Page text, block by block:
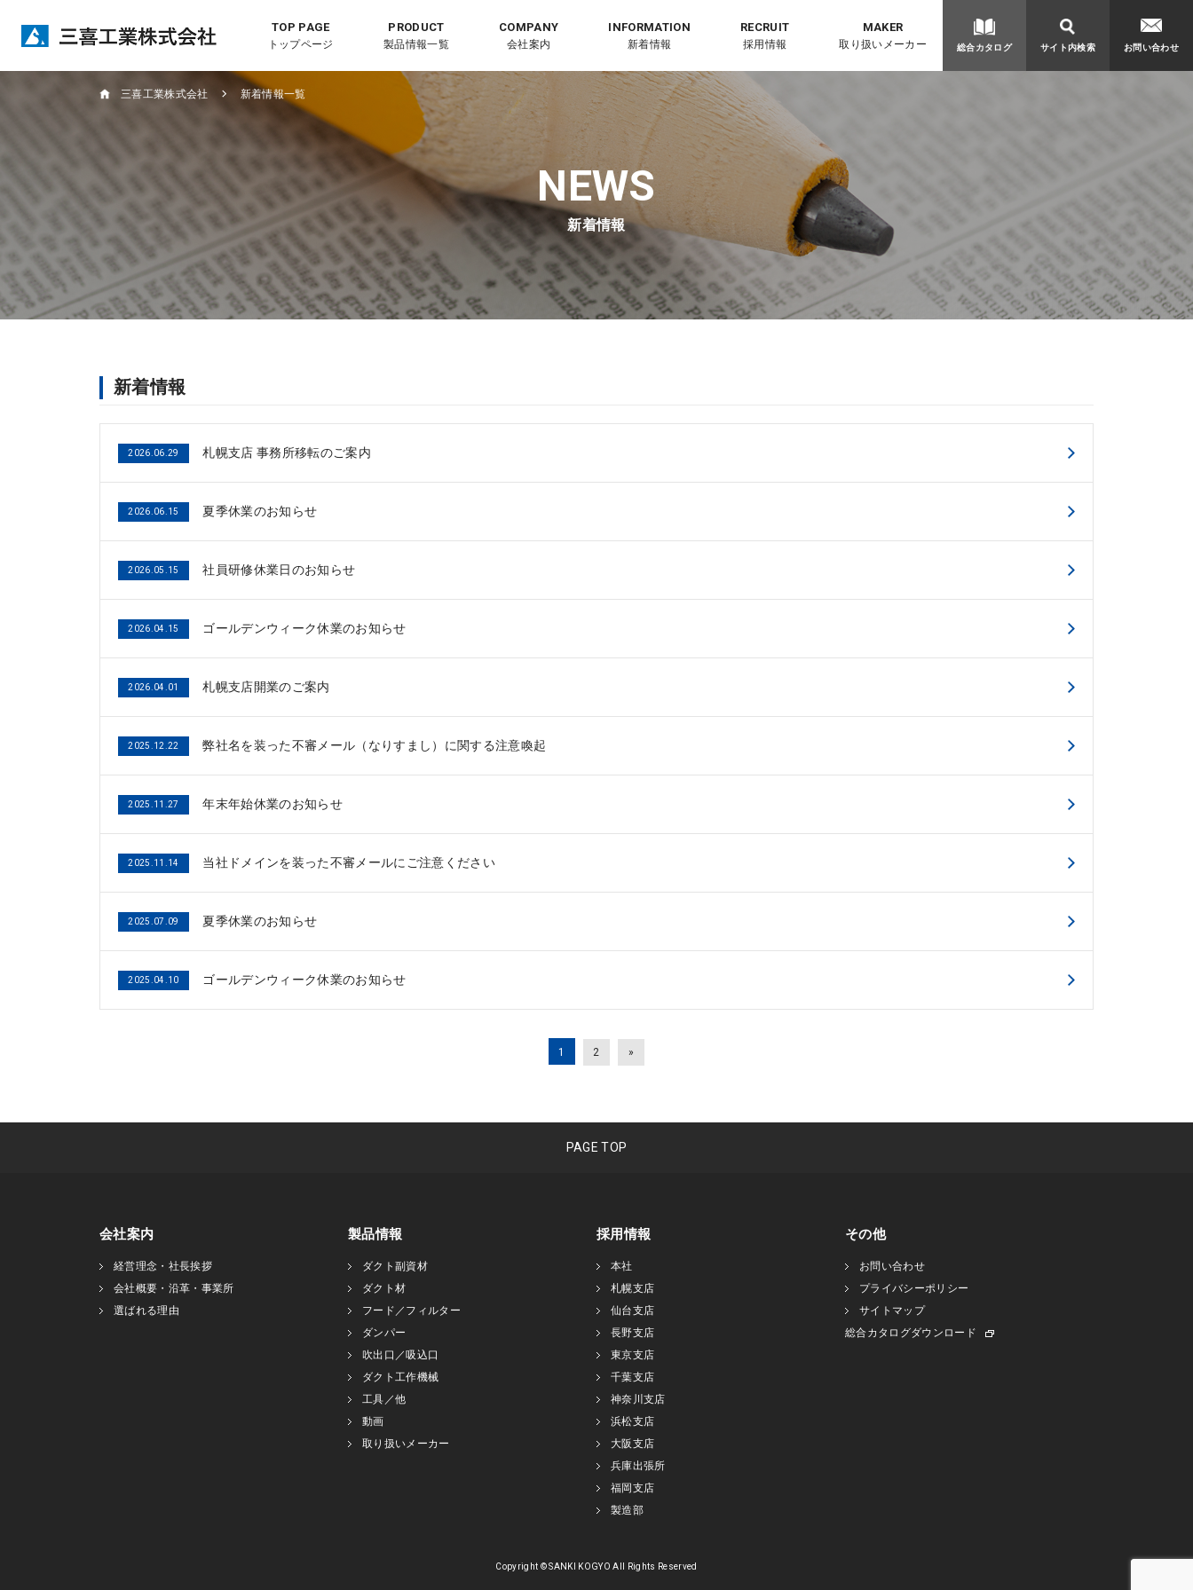
トップページ 製品情報一覧 会社案内 新着情報 採用情報 取り扱いメーカー 総合カタログ サイト内検索 お問い合わせ
新着情報
三喜工業株式会社 新着情報一覧
新着情報
2026.06.29 札幌支店 事務所移転のご案内
2026.06.15 夏季休業のお知らせ
2026.05.15 社員研修休業日のお知らせ
2026.04.15 ゴールデンウィーク休業のお知らせ
2026.04.01 札幌支店開業のご案内
2025.12.22 弊社名を装った不審メール（なりすまし）に関する注意喚起
2025.11.27 年末年始休業のお知らせ
2025.11.14 当社ドメインを装った不審メールにご注意ください
2025.07.09 夏季休業のお知らせ
2025.04.10 ゴールデンウィーク休業のお知らせ
1 2 »
PAGE TOP
会社案内
経営理念・社長挨拶
会社概要・沿革・事業所
選ばれる理由
製品情報
ダクト副資材
ダクト材
フード／フィルター
ダンパー
吹出口／吸込口
ダクト工作機械
工具／他
動画
取り扱いメーカー
採用情報
本社
札幌支店
仙台支店
長野支店
東京支店
千葉支店
神奈川支店
浜松支店
大阪支店
兵庫出張所
福岡支店
製造部
その他
お問い合わせ
プライバシーポリシー
サイトマップ
総合カタログダウンロード
Copyright © SANKI KOGYO All Rights Reserved